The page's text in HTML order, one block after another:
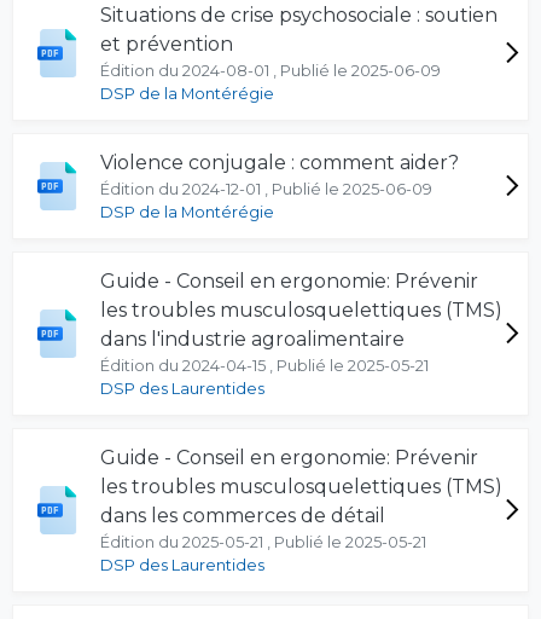
Situations de crise psychosociale : soutien
et prévention
Édition du 2024-08-01 , Publié le 2025-06-09
DSP de la Montérégie
Violence conjugale : comment aider?
Édition du 2024-12-01 , Publié le 2025-06-09
DSP de la Montérégie
Guide - Conseil en ergonomie: Prévenir
les troubles musculosquelettiques (TMS)
dans l'industrie agroalimentaire
Édition du 2024-04-15 , Publié le 2025-05-21
DSP des Laurentides
Guide - Conseil en ergonomie: Prévenir
les troubles musculosquelettiques (TMS)
dans les commerces de détail
Édition du 2025-05-21 , Publié le 2025-05-21
DSP des Laurentides